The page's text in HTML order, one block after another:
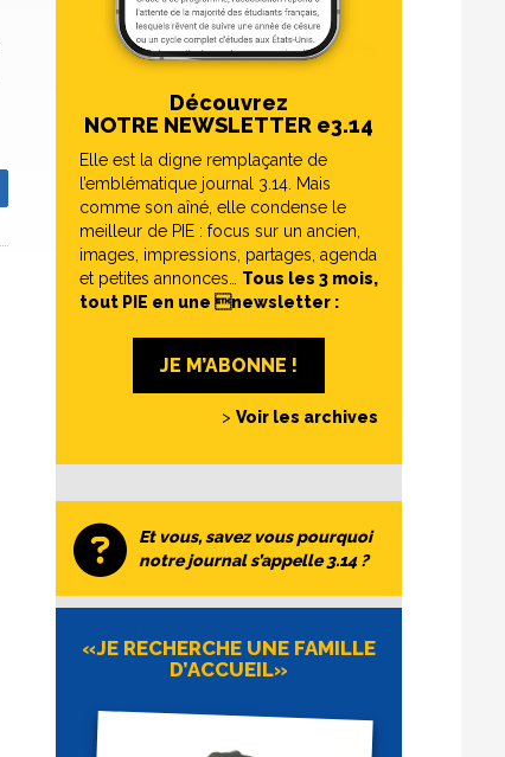
Découvrez
NOTRE NEWSLETTER e3.14
Elle est la digne remplaçante de
l’emblématique journal 3.14. Mais
comme son aîné, elle condense le
meilleur de PIE : focus sur un ancien,
images, impressions, partages, agenda
et petites annonces… Tous les 3 mois,
tout PIE en une newsletter :
JE M’ABONNE !
> Voir les archives
Et vous, savez vous pourquoi
notre journal s’appelle 3.14 ?
«JE RECHERCHE UNE FAMILLE
D’ACCUEIL»